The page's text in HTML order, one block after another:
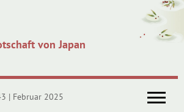
von Japan
| Februar 2025